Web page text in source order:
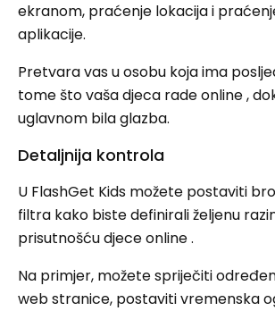
ekranom, praćenje lokacija i
aplikacije.
Pretvara vas u osobu koja ima
tome što vaša djeca rade online ,
uglavnom bila glazba.
Detaljnija kontrola
U FlashGet Kids možete postaviti
filtra kako biste definirali željenu
prisutnošću djece online .
Na primjer, možete spriječiti
web stranice, postaviti vremenska